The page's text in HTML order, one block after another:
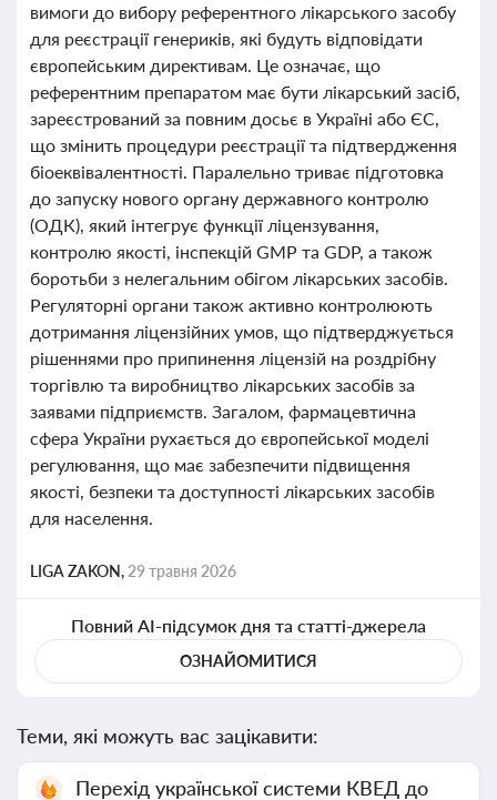
вимоги до вибору референтного лікарського засобу
для реєстрації генериків, які будуть відповідати
європейським директивам. Це означає, що
референтним препаратом має бути лікарський засіб,
зареєстрований за повним досьє в Україні або ЄС,
що змінить процедури реєстрації та підтвердження
біоеквівалентності. Паралельно триває підготовка
до запуску нового органу державного контролю
(ОДК), який інтегрує функції ліцензування,
контролю якості, інспекцій GMP та GDP, а також
боротьби з нелегальним обігом лікарських засобів.
Регуляторні органи також активно контролюють
дотримання ліцензійних умов, що підтверджується
рішеннями про припинення ліцензій на роздрібну
торгівлю та виробництво лікарських засобів за
заявами підприємств. Загалом, фармацевтична
сфера України рухається до європейської моделі
регулювання, що має забезпечити підвищення
якості, безпеки та доступності лікарських засобів
для населення.
LIGA ZAKON, 29 травня 2026
Повний AI-підсумок дня та статті-джерела
ОЗНАЙОМИТИСЯ
Теми, які можуть вас зацікавити:
Перехід української системи КВЕД до